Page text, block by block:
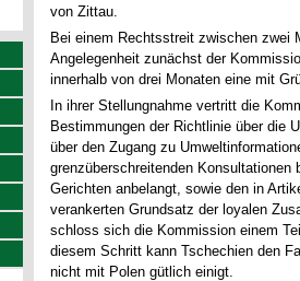
von Zittau.
Bei einem Rechtsstreit zwischen zwei
Angelegenheit zunächst der
innerhalb von drei Monaten eine mit
In ihrer Stellungnahme vertritt die
Bestimmungen der Richtlinie über die
über den Zugang zu
grenzüberschreitenden
Gerichten anbelangt, sowie den in
verankerten Grundsatz der loyalen
schloss sich die Kommission einem
diesem Schritt kann Tschechien den
nicht mit Polen gütlich einigt.